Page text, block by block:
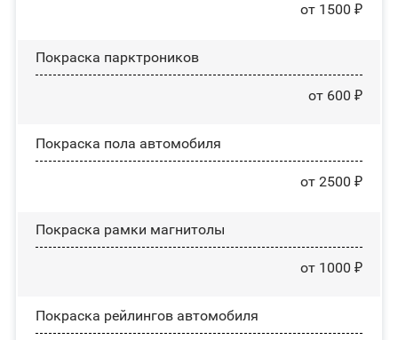
от 1500 ₽
Покраска парктроников
от 600 ₽
Покраска пола автомобиля
от 2500 ₽
Покраска рамки магнитолы
от 1000 ₽
Покраска рейлингов автомобиля